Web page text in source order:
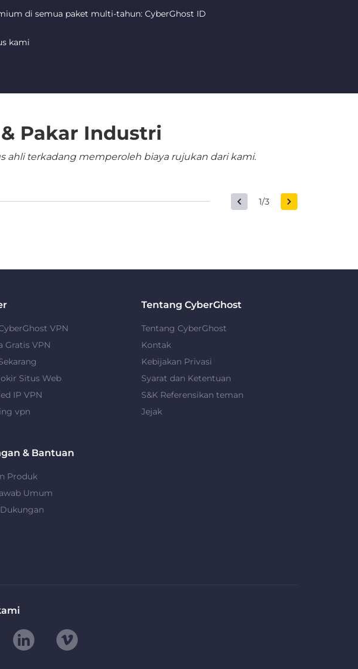
di semua paket multi-tahun: CyberGhost ID
kami
Pakar Industri
ahli terkadang memperoleh biaya rujukan dari kami.
1/3
VPN
Gratis VPN
Situs Web
IP VPN
vpn
Tentang CyberGhost
Tentang CyberGhost
Kontak
Kebijakan Privasi
Syarat dan Ketentuan
S&K Referensikan teman
Jejak
& Bantuan
Produk
Umum